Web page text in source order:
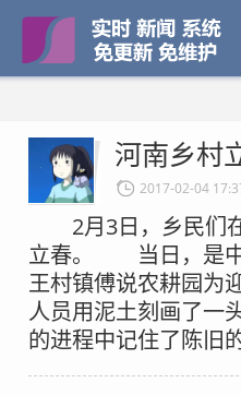
河南乡村
2017-02-04
2月3日，乡民们在
立春。 当日，是中
王村镇傅说农耕园为
人员用泥土刻画了一
的进程中记住了陈旧